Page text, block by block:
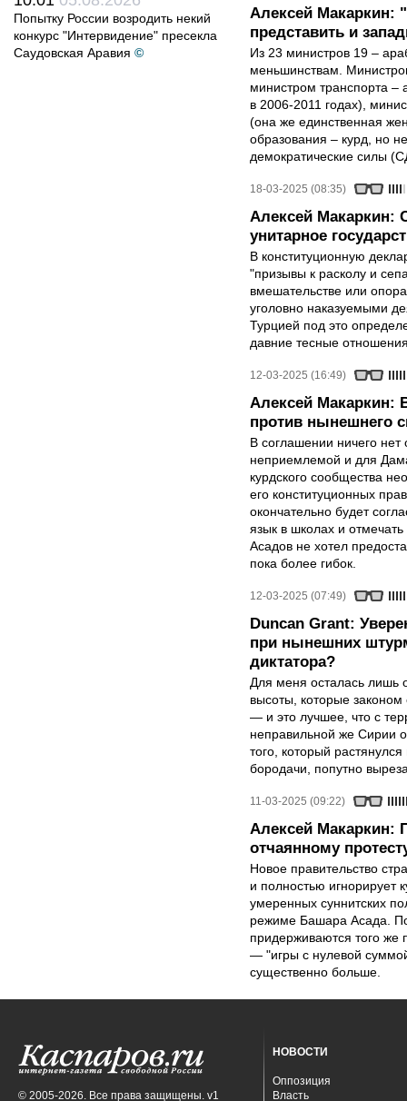
Попытку России возродить некий
конкурс "Интервидение" пресекла
Саудовская Аравия ©
Алексей Макаркин:
представить и
Из 23 министров 19 –
меньшинствам.
министром транспорта –
в 2006-2011 годах),
(она же единственная
образования – курд, но
демократические силы
18-03-2025 (08:35)
Алексей Макаркин:
унитарное
В конституционную
"призывы к расколу и
вмешательстве или
уголовно наказуемыми
Турцией под это
давние тесные
12-03-2025 (16:49)
Алексей Макаркин:
против нынешнего
В соглашении ничего
неприемлемой и для
курдского сообщества
его конституционных
окончательно будет
язык в школах и
Асадов не хотел
пока более гибок.
12-03-2025 (07:49)
Duncan Grant:
при нынешних
диктатора?
Для меня осталась лишь
высоты, которые
— и это лучшее, что с
неправильной же Сирии
того, который
бородачи, попутно
11-03-2025 (09:22)
Алексей Макаркин:
отчаянному
Новое правительство
и полностью игнорирует
умеренных суннитских
режиме Башара Асада.
придерживаются того же
— "игры с нулевой
существенно больше.
© 2005-2026. Все права защищены. v1
НОВОСТИ
Оппозиция
Власть